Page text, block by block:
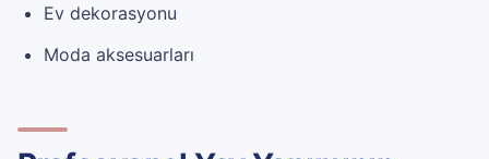
Ev dekorasyonu
Moda aksesuarları